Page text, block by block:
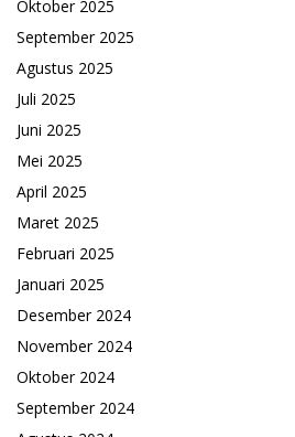
Oktober 2025
September 2025
Agustus 2025
Juli 2025
Juni 2025
Mei 2025
April 2025
Maret 2025
Februari 2025
Januari 2025
Desember 2024
November 2024
Oktober 2024
September 2024